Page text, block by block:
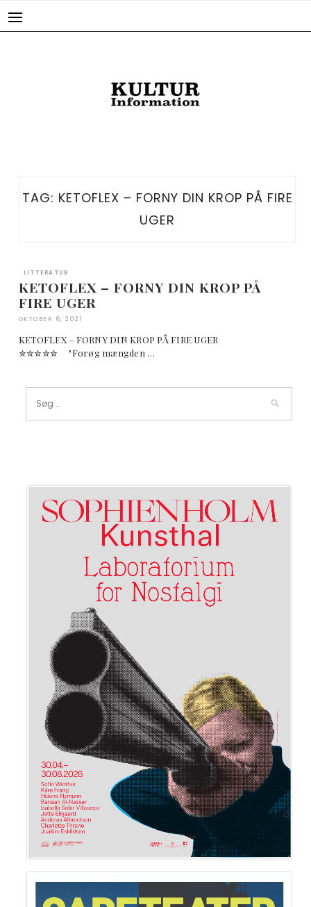
TAG: KETOFLEX – FORNY DIN KROP PÅ FIRE
UGER
LITTERATUR
KETOFLEX – FORNY DIN KROP PÅ
FIRE UGER
OKTOBER 6, 2021
KETOFLEX – FORNY DIN KROP PÅ FIRE UGER
✮✮✮✮✮ "Forøg mængden …